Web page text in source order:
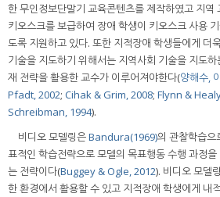
한 무인정보단말기 교육콘텐츠를 제작하였고 지역
키오스크를 보급하여 장애 학생이 키오스크 사용
도록 지원하고 있다. 또한 지적장애 학생들에게 더
기술을 지도하기 위해서는 지역사회 기술을 지도
재 전략을 활용한 교수가 이루어져야한다(양해수,
Pfadt, 2002; Cihak & Grim, 2008; Flynn &
Schreibman, 1994).
비디오 모델링은Bandura(1969)의 관찰학습으
표적인 학습전략으로 모델의 목표행동 수행 과정
는 전략이다(Buggey & Ogle, 2012). 비디오 모델
한 환경에서 활용할 수 있고 지적장애 학생에게 내